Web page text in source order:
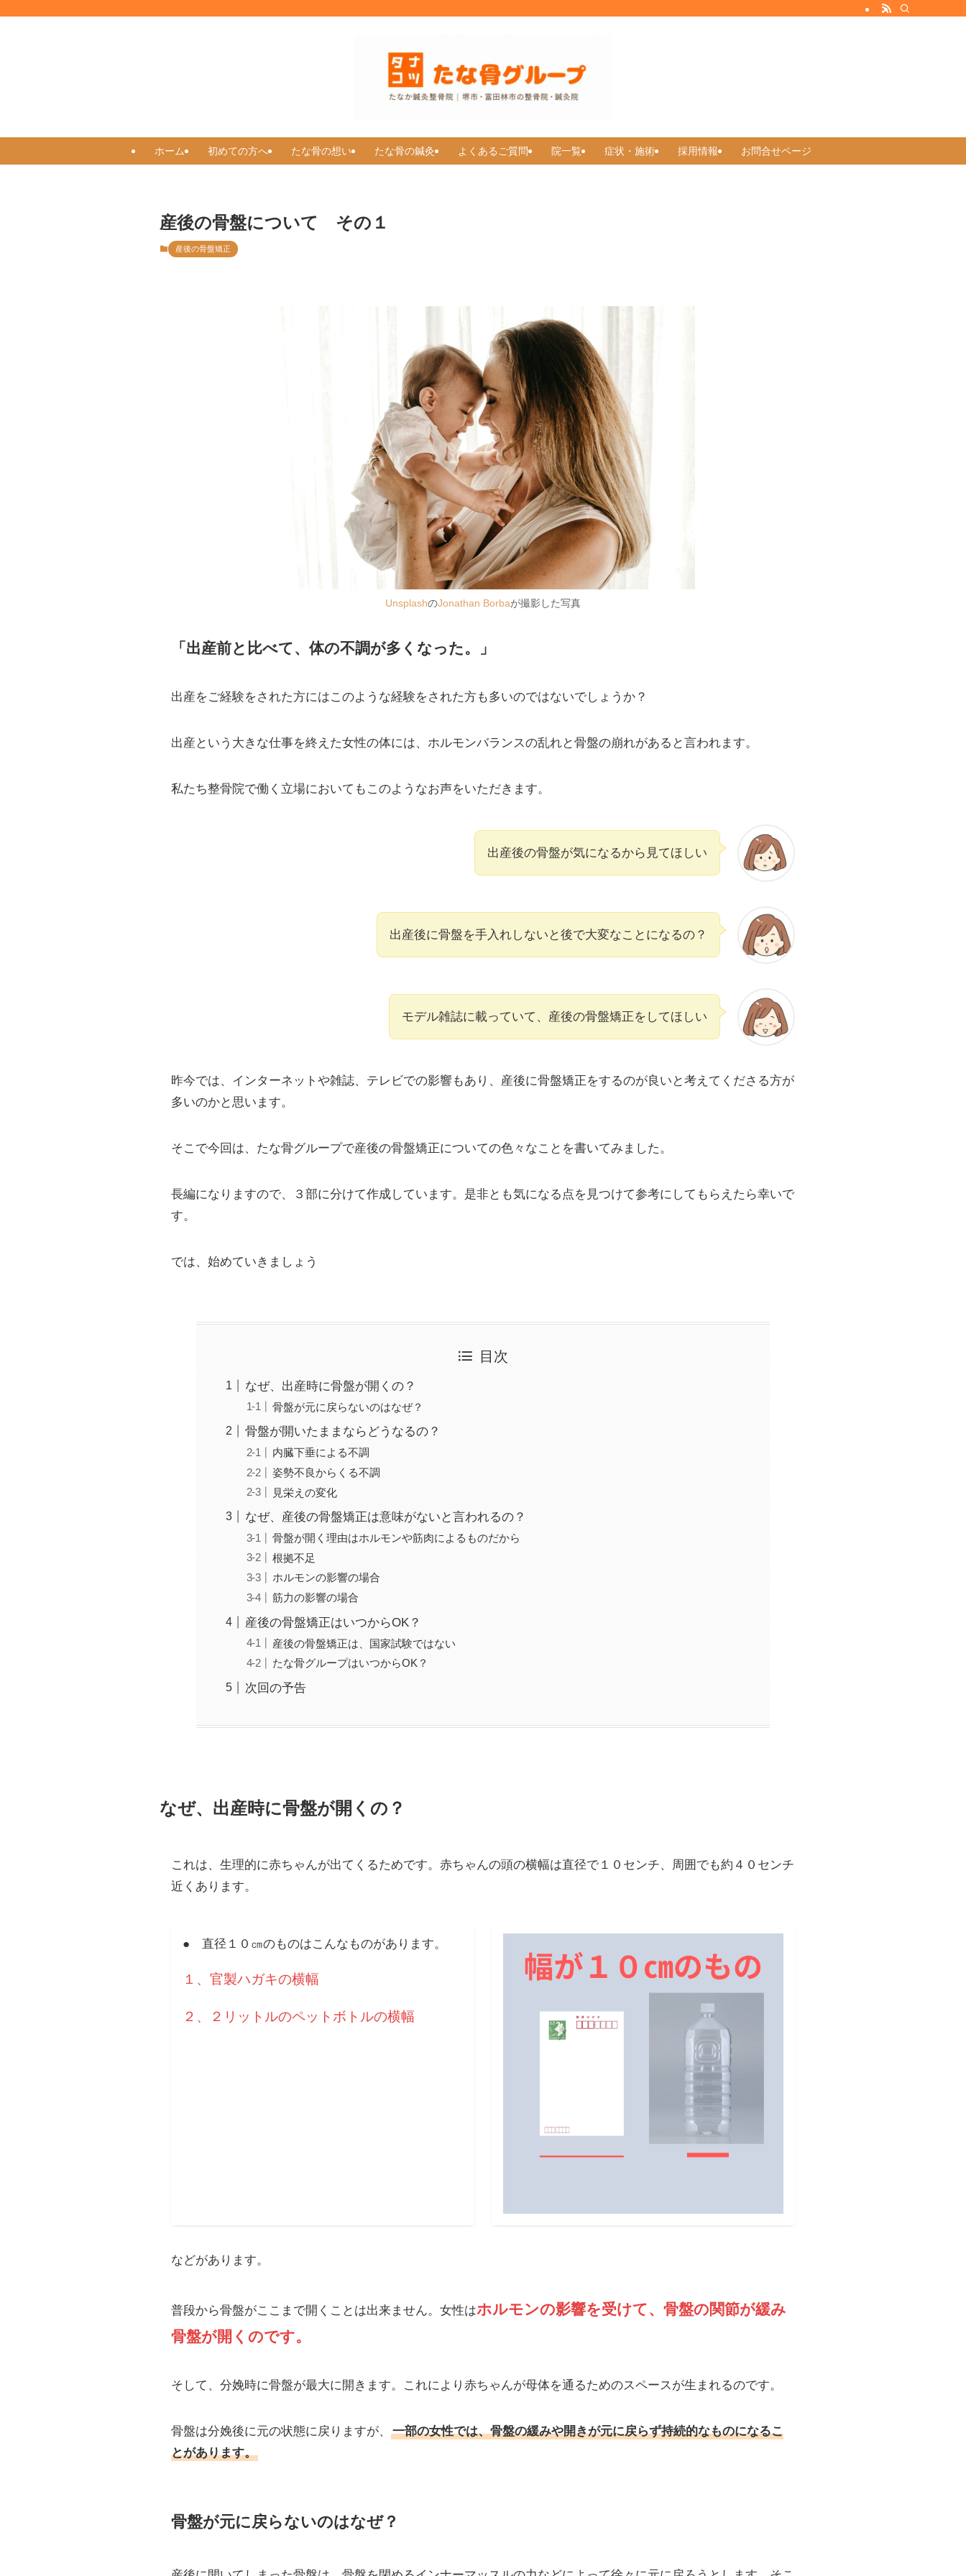
ホーム 初めての方へ たな骨の想い たな骨の鍼灸 よくあるご質問 院一覧 症状・施術 採用情報 お問合せページ
産後の骨盤について その１
産後の骨盤矯正
UnsplashのJonathan Borbaが撮影した写真
「出産前と比べて、体の不調が多くなった。」
出産をご経験をされた方にはこのような経験をされた方も多いのではないでしょうか？
出産という大きな仕事を終えた女性の体には、ホルモンバランスの乱れと骨盤の崩れがあると言われます。
私たち整骨院で働く立場においてもこのようなお声をいただきます。
出産後の骨盤が気になるから見てほしい
出産後に骨盤を手入れしないと後で大変なことになるの？
モデル雑誌に載っていて、産後の骨盤矯正をしてほしい
昨今では、インターネットや雑誌、テレビでの影響もあり、産後に骨盤矯正をするのが良いと考えてくださる方が
多いのかと思います。
そこで今回は、たな骨グループで産後の骨盤矯正についての色々なことを書いてみました。
長編になりますので、３部に分けて作成しています。是非とも気になる点を見つけて参考にしてもらえたら幸いで
す。
では、始めていきましょう
目次
なぜ、出産時に骨盤が開くの？
骨盤が元に戻らないのはなぜ？
骨盤が開いたままならどうなるの？
内臓下垂による不調
姿勢不良からくる不調
見栄えの変化
なぜ、産後の骨盤矯正は意味がないと言われるの？
骨盤が開く理由はホルモンや筋肉によるものだから
根拠不足
ホルモンの影響の場合
筋力の影響の場合
産後の骨盤矯正はいつからOK？
産後の骨盤矯正は、国家試験ではない
たな骨グループはいつからOK？
次回の予告
なぜ、出産時に骨盤が開くの？
これは、生理的に赤ちゃんが出てくるためです。赤ちゃんの頭の横幅は直径で１０センチ、周囲でも約４０センチ
近くあります。
● 直径１０㎝のものはこんなものがあります。
１、官製ハガキの横幅
２、２リットルのペットボトルの横幅
などがあります。
普段から骨盤がここまで開くことは出来ません。女性はホルモンの影響を受けて、骨盤の関節が緩み
骨盤が開くのです。
そして、分娩時に骨盤が最大に開きます。これにより赤ちゃんが母体を通るためのスペースが生まれるのです。
骨盤は分娩後に元の状態に戻りますが、
一部の女性では、骨盤の緩みや開きが元に戻らず持続的なものになるこ
とがあります。
骨盤が元に戻らないのはなぜ？